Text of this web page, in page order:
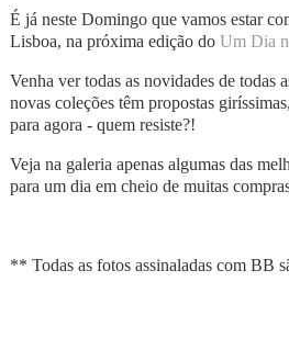
É já neste Domingo que vamos estar
Lisboa, na próxima edição do Um Dia
Venha ver todas as novidades de todas
novas coleções têm propostas
para agora - quem resiste?!
Veja na galeria apenas algumas das
para um dia em cheio de muitas
** Todas as fotos assinaladas com BB